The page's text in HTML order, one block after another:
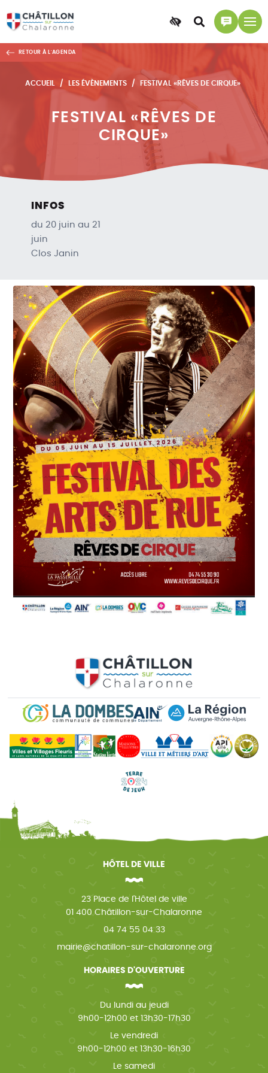
Accessibilité
Accéder
à
recherche
Accéder
à
page
contact
ACCUEIL LES ÉVÈNEMENTS FESTIVAL «RÊVES DE CIRQUE»
FESTIVAL «RÊVES DE
CIRQUE»
RETOUR À L'AGENDA
INFOS
du 20 juin au 21
juin
Clos Janin
HÔTEL DE VILLE
23 Place de l'Hôtel de ville
01 400 Châtillon-sur-Chalaronne
04 74 55 04 33
mairie@chatillon-sur-chalaronne.org
HORAIRES D'OUVERTURE
Du lundi au jeudi
9h00-12h00 et 13h30-17h30
Le vendredi
9h00-12h00 et 13h30-16h30
Le samedi